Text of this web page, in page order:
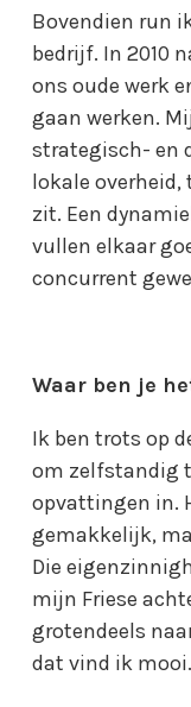
Bovendien run
bedrijf. In 2010
ons oude werk
gaan werken.
strategisch- en
lokale
zit. Een
vullen elkaar
concurrent
Waar ben je
Ik ben trots op
om zelfstandig
opvattingen in.
gemakkelijk,
Die
mijn Friese
grotendeels
dat vind ik mooi.